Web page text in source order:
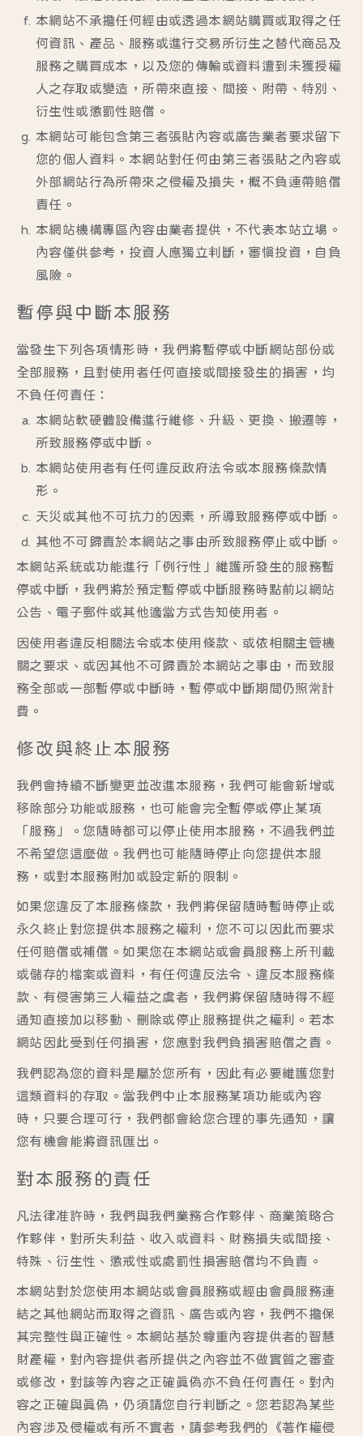
本網站不承擔任何經由或透過本網站購買或取得之任
何資訊、產品、服務或進行交易所衍生之替代商品及
服務之購買成本，以及您的傳輸或資料遭到未獲授權
人之存取或變造，所帶來直接、間接、附帶、特別、
衍生性或懲罰性賠償。
本網站可能包含第三者張貼內容或廣告業者要求留下
您的個人資料。本網站對任何由第三者張貼之內容或
外部網站行為所帶來之侵權及損失，概不負連帶賠償
責任。
本網站機構專區內容由業者提供，不代表本站立場。
內容僅供參考，投資人應獨立判斷，審慎投資，自負
風險。
暫停與中斷本服務
當發生下列各項情形時，我們將暫停或中斷網站部份或
全部服務，且對使用者任何直接或間接發生的損害，均
不負任何責任：
本網站軟硬體設備進行維修、升級、更換、搬遷等，
所致服務停或中斷。
本網站使用者有任何違反政府法令或本服務條款情
形。
天災或其他不可抗力的因素，所導致服務停或中斷。
其他不可歸責於本網站之事由所致服務停止或中斷。
本網站系統或功能進行「例行性」維護所發生的服務暫
停或中斷，我們將於預定暫停或中斷服務時點前以網站
公告、電子郵件或其他適當方式告知使用者。
因使用者違反相關法令或本使用條款、或依相關主管機
關之要求、或因其他不可歸責於本網站之事由，而致服
務全部或一部暫停或中斷時，暫停或中斷期間仍照常計
費。
修改與終止本服務
我們會持續不斷變更並改進本服務，我們可能會新增或
移除部分功能或服務，也可能會完全暫停或停止某項
「服務」。您隨時都可以停止使用本服務，不過我們並
不希望您這麼做。我們也可能隨時停止向您提供本服
務，或對本服務附加或設定新的限制。
如果您違反了本服務條款，我們將保留隨時暫時停止或
永久終止對您提供本服務之權利，您不可以因此而要求
任何賠償或補償。如果您在本網站或會員服務上所刊載
或儲存的檔案或資料，有任何違反法令、違反本服務條
款、有侵害第三人權益之虞者，我們將保留隨時得不經
通知直接加以移動、刪除或停止服務提供之權利。若本
網站因此受到任何損害，您應對我們負損害賠償之責。
我們認為您的資料是屬於您所有，因此有必要維護您對
這類資料的存取。當我們中止本服務某項功能或內容
時，只要合理可行，我們都會給您合理的事先通知，讓
您有機會能將資訊匯出。
對本服務的責任
凡法律准許時，我們與我們業務合作夥伴、商業策略合
作夥伴，對所失利益、收入或資料、財務損失或間接、
特殊、衍生性、懲戒性或處罰性損害賠償均不負責。
本網站對於您使用本網站或會員服務或經由會員服務連
結之其他網站而取得之資訊、廣告或內容，我們不擔保
其完整性與正確性。本網站基於尊重內容提供者的智慧
財產權，對內容提供者所提供之內容並不做實質之審查
或修改，對該等內容之正確真偽亦不負任何責任。對內
容之正確與真偽，仍須請您自行判斷之。您若認為某些
內容涉及侵權或有所不實者，請參考我們的《著作權侵